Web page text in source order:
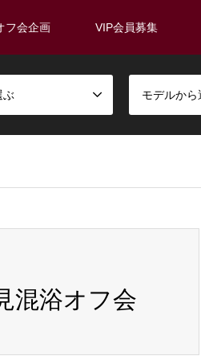
フ会企画 VIP会員募集
ぶ モデルから
混浴オフ会